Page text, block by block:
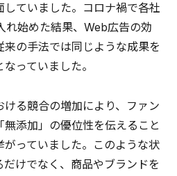
していました。コロナ禍で各社
れ始めた結果、Web広告の効
の手法では同じような成果を
っていました。
る競合の増加により、ファン
添加」の優位性を伝えること
っていました。このような状
けでなく、商品やブランドを